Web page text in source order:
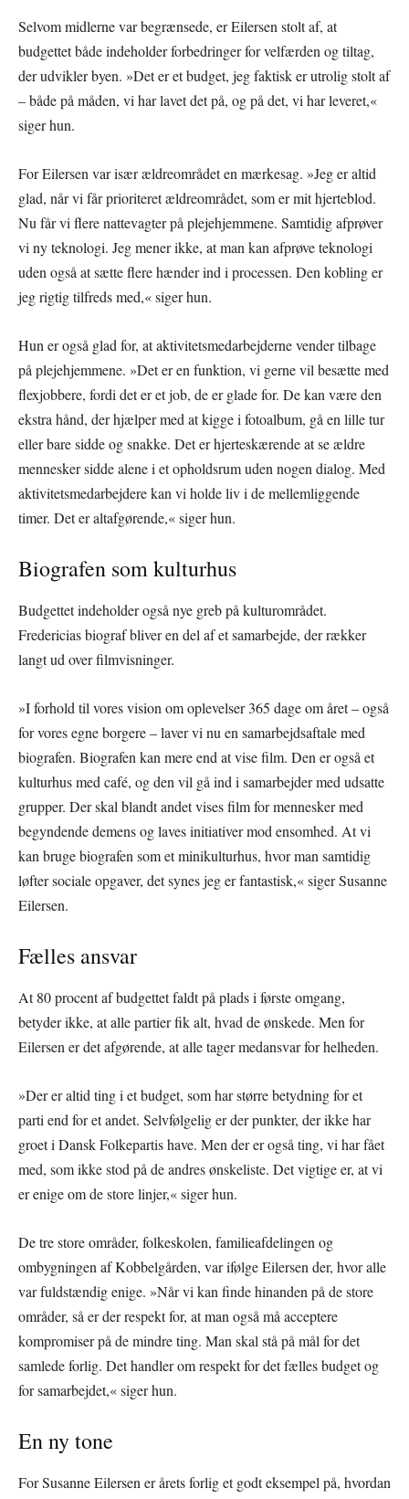
Selvom midlerne var begrænsede, er Eilersen stolt af, at
budgettet både indeholder forbedringer for velfærden og tiltag,
der udvikler byen. »Det er et budget, jeg faktisk er utrolig stolt af
– både på måden, vi har lavet det på, og på det, vi har leveret,«
siger hun.
For Eilersen var især ældreområdet en mærkesag. »Jeg er altid
glad, når vi får prioriteret ældreområdet, som er mit hjerteblod.
Nu får vi flere nattevagter på plejehjemmene. Samtidig afprøver
vi ny teknologi. Jeg mener ikke, at man kan afprøve teknologi
uden også at sætte flere hænder ind i processen. Den kobling er
jeg rigtig tilfreds med,« siger hun.
Hun er også glad for, at aktivitetsmedarbejderne vender tilbage
på plejehjemmene. »Det er en funktion, vi gerne vil besætte med
flexjobbere, fordi det er et job, de er glade for. De kan være den
ekstra hånd, der hjælper med at kigge i fotoalbum, gå en lille tur
eller bare sidde og snakke. Det er hjerteskærende at se ældre
mennesker sidde alene i et opholdsrum uden nogen dialog. Med
aktivitetsmedarbejdere kan vi holde liv i de mellemliggende
timer. Det er altafgørende,« siger hun.
Biografen som kulturhus
Budgettet indeholder også nye greb på kulturområdet.
Fredericias biograf bliver en del af et samarbejde, der rækker
langt ud over filmvisninger.
»I forhold til vores vision om oplevelser 365 dage om året – også
for vores egne borgere – laver vi nu en samarbejdsaftale med
biografen. Biografen kan mere end at vise film. Den er også et
kulturhus med café, og den vil gå ind i samarbejder med udsatte
grupper. Der skal blandt andet vises film for mennesker med
begyndende demens og laves initiativer mod ensomhed. At vi
kan bruge biografen som et minikulturhus, hvor man samtidig
løfter sociale opgaver, det synes jeg er fantastisk,« siger Susanne
Eilersen.
Fælles ansvar
At 80 procent af budgettet faldt på plads i første omgang,
betyder ikke, at alle partier fik alt, hvad de ønskede. Men for
Eilersen er det afgørende, at alle tager medansvar for helheden.
»Der er altid ting i et budget, som har større betydning for et
parti end for et andet. Selvfølgelig er der punkter, der ikke har
groet i Dansk Folkepartis have. Men der er også ting, vi har fået
med, som ikke stod på de andres ønskeliste. Det vigtige er, at vi
er enige om de store linjer,« siger hun.
De tre store områder, folkeskolen, familieafdelingen og
ombygningen af Kobbelgården, var ifølge Eilersen der, hvor alle
var fuldstændig enige. »Når vi kan finde hinanden på de store
områder, så er der respekt for, at man også må acceptere
kompromiser på de mindre ting. Man skal stå på mål for det
samlede forlig. Det handler om respekt for det fælles budget og
for samarbejdet,« siger hun.
En ny tone
For Susanne Eilersen er årets forlig et godt eksempel på, hvordan